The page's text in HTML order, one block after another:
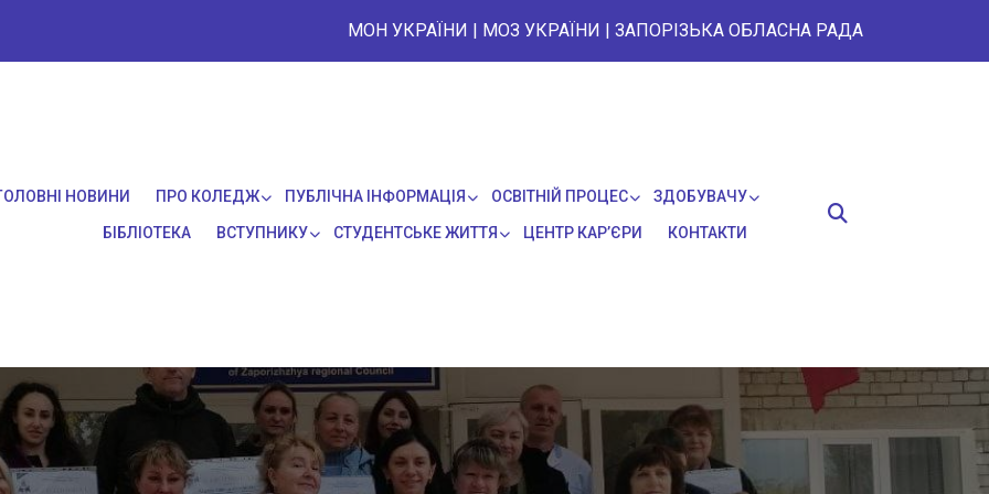
МОН УКРАЇНИ | МОЗ УКРАЇНИ | ЗАПОРІЗЬКА ОБЛАСНА РАДА
НОВИНИ ПРО КОЛЕДЖ ПУБЛІЧНА ІНФОРМАЦІЯ ОСВІТНІЙ ПРОЦЕС ЗДОБУВАЧУ
БІБЛІОТЕКА ВСТУПНИКУ СТУДЕНТСЬКЕ ЖИТТЯ ЦЕНТР КАР’ЄРИ КОНТАКТИ